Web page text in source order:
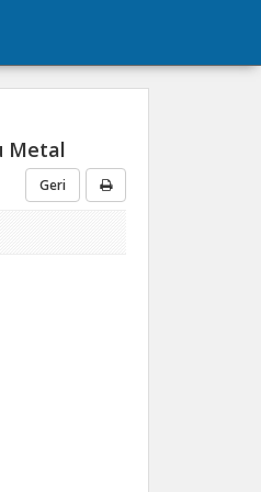
Metal
Geri